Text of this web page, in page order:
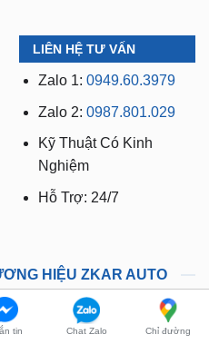
LIÊN HỆ TƯ VẤN
Zalo 1: 0949.60.3979
Zalo 2: 0987.801.029
Kỹ Thuật Có Kinh
Nghiệm
Hỗ Trợ: 24/7
HIỆU ZKAR AUTO
tin Chat Zalo Chỉ đường